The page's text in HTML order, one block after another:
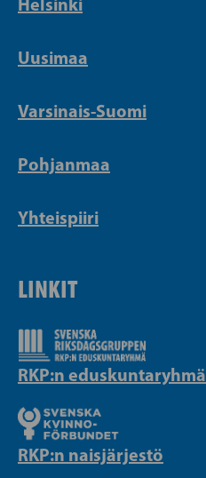
Uusimaa
Varsinais-Suomi
Pohjanmaa
Yhteispiiri
LINKIT
RKP:n eduskuntaryhmä
RKP:n naisjärjestö